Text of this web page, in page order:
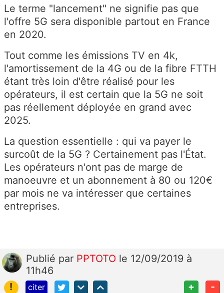
Le terme "lancement" ne signifie pas que
l'offre 5G sera disponible partout en France
en 2020.
Tout comme les émissions TV en 4k,
l'amortissement de la 4G ou de la fibre FTTH
étant très loin d'être réalisé pour les
opérateurs, il est certain que la 5G ne soit
pas réellement déployée en grand avec
2025.
La question essentielle : qui va payer le
surcoût de la 5G ? Certainement pas l'État.
Les opérateurs n'ont pas de marge de
manoeuvre et un abonnement à 80 ou 120€
par mois ne va intéresser que certaines
entreprises.
Publié par PPTOTO le 12/09/2019 à
11h46
!
citer + -